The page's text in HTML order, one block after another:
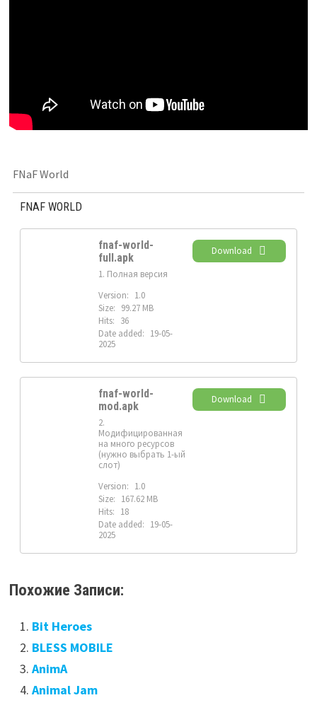
FNaF World
FNAF WORLD
fnaf-world-
full.apk
1. Полная версия
Version: 1.0
Size: 99.27 MB
Hits: 36
Date added: 19-05-
2025
Download
fnaf-world-
mod.apk
2.
Модифицированная
на много ресурсов
(нужно выбрать 1-ый
слот)
Version: 1.0
Size: 167.62 MB
Hits: 18
Date added: 19-05-
2025
Download
Похожие Записи:
Bit Heroes
BLESS MOBILE
AnimA
Animal Jam